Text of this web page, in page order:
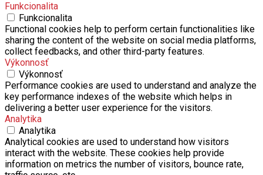
Funkcionalita
Funkcionalita
Functional cookies help to perform certain functionalities like
sharing the content of the website on social media platforms,
collect feedbacks, and other third-party features.
Výkonnosť
Výkonnosť
Performance cookies are used to understand and analyze the
key performance indexes of the website which helps in
delivering a better user experience for the visitors.
Analytika
Analytika
Analytical cookies are used to understand how visitors
interact with the website. These cookies help provide
information on metrics the number of visitors, bounce rate,